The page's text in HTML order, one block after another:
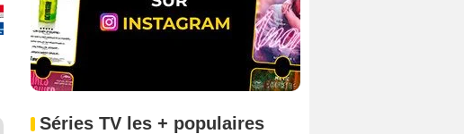
Séries TV les + populaires